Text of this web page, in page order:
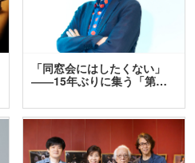
「同窓会にはしたくない」
――15年ぶりに集う「第…